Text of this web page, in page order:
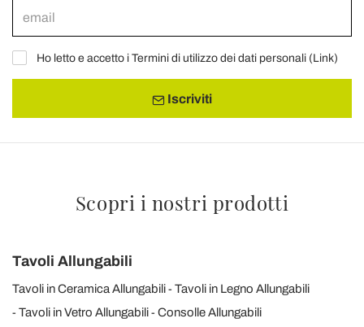
Ho letto e accetto i Termini di utilizzo dei dati personali (Link)
Iscriviti
Scopri i nostri prodotti
Tavoli Allungabili
Tavoli in Ceramica Allungabili
Tavoli in Legno Allungabili
Tavoli in Vetro Allungabili
Consolle Allungabili